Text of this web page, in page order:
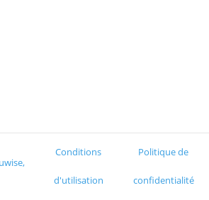
Conditions
d'utilisation
Politique de
confidentialité